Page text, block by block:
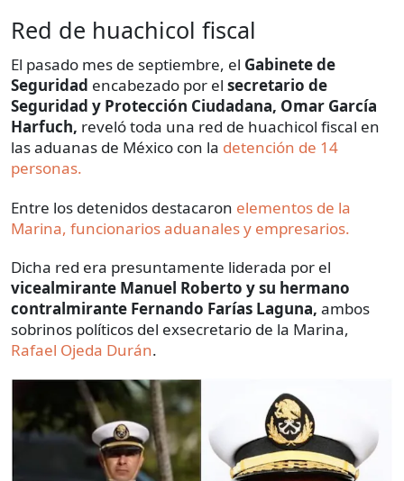
Red de huachicol fiscal
El pasado mes de septiembre, el Gabinete de
Seguridad encabezado por el secretario de
Seguridad y Protección Ciudadana, Omar García
Harfuch, reveló toda una red de huachicol fiscal en
las aduanas de México con la detención de 14
personas.
Entre los detenidos destacaron elementos de la
Marina, funcionarios aduanales y empresarios.
Dicha red era presuntamente liderada por el
vicealmirante Manuel Roberto y su hermano
contralmirante Fernando Farías Laguna, ambos
sobrinos políticos del exsecretario de la Marina,
Rafael Ojeda Durán.